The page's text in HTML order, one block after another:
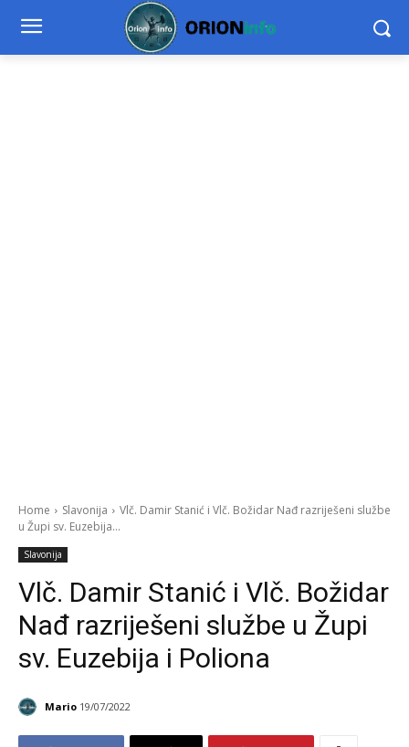
Home Slavonija
Vlč. Damir Stanić i Vlč. Božidar Nađ razriješeni službe
u Župi sv. Euzebija...
Slavonija
Vlč. Damir Stanić i Vlč. Božidar
Nađ razriješeni službe u Župi
sv. Euzebija i Poliona
Mario 19/07/2022